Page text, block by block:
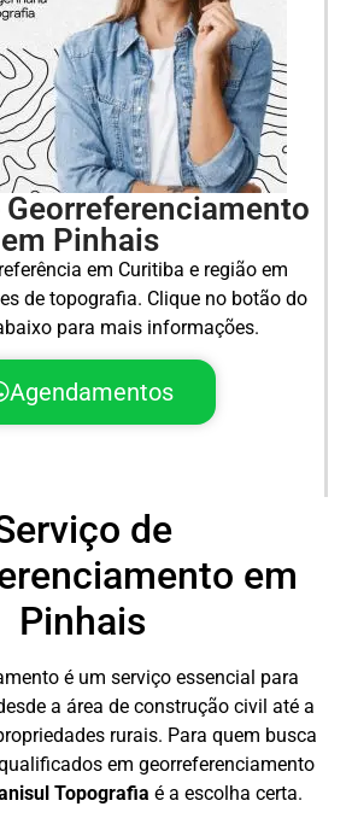
Georreferenciamento
em Pinhais
em Curitiba e região em
de topografia. Clique no botão do
para mais informações.
Agendamentos
de
em
Pinhais
é um serviço essencial para
a área de construção civil até a
rurais. Para quem busca
em georreferenciamento
Topografia é a escolha certa.